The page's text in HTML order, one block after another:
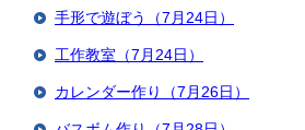
手形で遊ぼう（7月24日）
工作教室（7月24日）
カレンダー作り（7月26日）